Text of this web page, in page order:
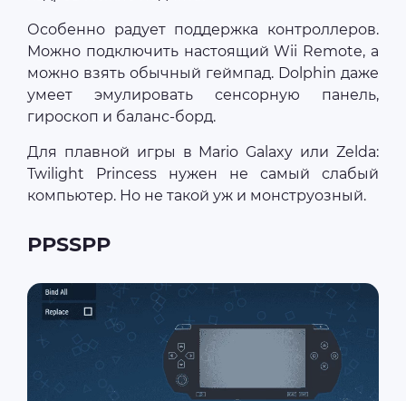
Особенно радует поддержка контроллеров.
Можно подключить настоящий Wii Remote, а
можно взять обычный геймпад. Dolphin даже
умеет эмулировать сенсорную панель,
гироскоп и баланс-борд.
Для плавной игры в Mario Galaxy или Zelda:
Twilight Princess нужен не самый слабый
компьютер. Но не такой уж и монструозный.
PPSSPP